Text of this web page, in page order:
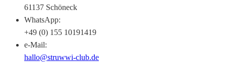
61137 Schöneck
WhatsApp:
+49 (0) 155 10191419
e-Mail:
hallo@struwwi-club.de